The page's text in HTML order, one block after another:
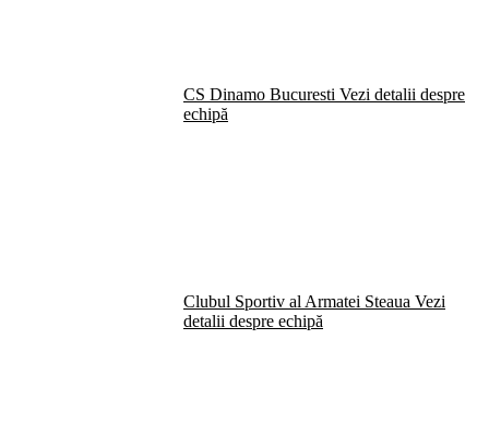
CS Dinamo Bucuresti Vezi detalii despre
echipă
Clubul Sportiv al Armatei Steaua Vezi
detalii despre echipă